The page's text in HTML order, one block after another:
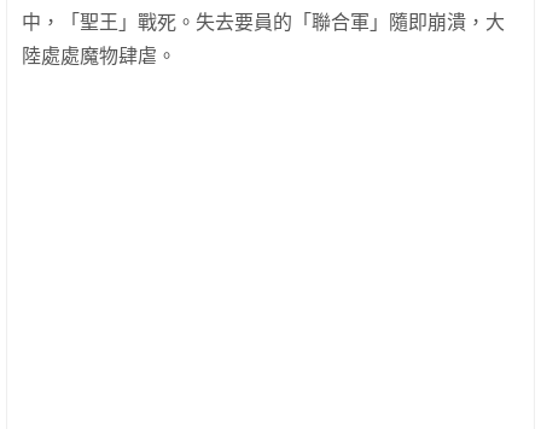
中，「聖王」戰死。失去要員的「聯合軍」隨即崩潰，大
陸處處魔物肆虐。